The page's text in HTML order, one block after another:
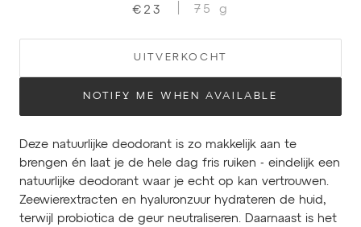
€23 75 g
UITVERKOCHT
NOTIFY ME WHEN AVAILABLE
Deze natuurlijke deodorant is zo makkelijk aan te
brengen én laat je de hele dag fris ruiken - eindelijk een
natuurlijke deodorant waar je echt op kan vertrouwen.
Zeewierextracten en hyaluronzuur hydrateren de huid,
terwijl probiotica de geur neutraliseren. Daarnaast is het